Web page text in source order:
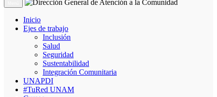
Inicio
Ejes de trabajo
Inclusión
Salud
Seguridad
Sustentabilidad
Integración Comunitaria
UNAPDI
#TuRed UNAM